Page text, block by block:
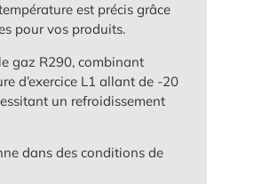
est précis grâce
pour vos produits.
gaz R290, combinant
d’exercice L1 allant de -20
un refroidissement
dans des conditions de